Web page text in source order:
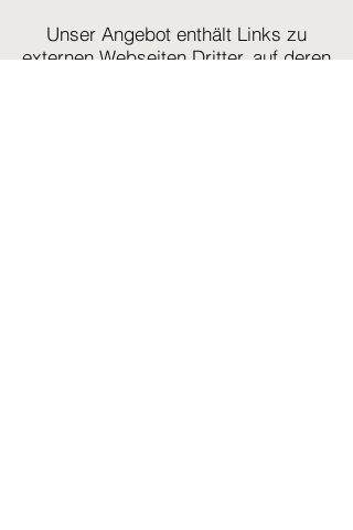
Unser Angebot enthält Links zu
externen Webseiten Dritter, auf deren